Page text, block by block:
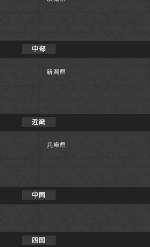
中部
新潟県
近畿
兵庫県
中国
四国